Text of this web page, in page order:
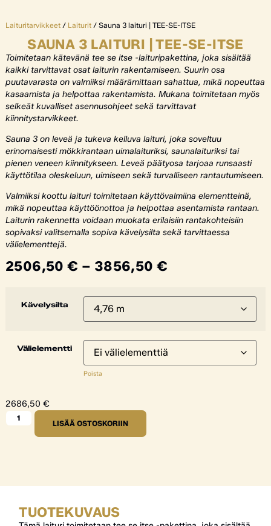
Laituritarvikkeet/ Laiturit/ Sauna 3 laituri | TEE-SE-ITSE
SAUNA 3 LAITURI | TEE-SE-ITSE
Toimitetaan kätevänä tee se itse -laituripakettina, joka sisältää
kaikki tarvittavat osat laiturin rakentamiseen. Suurin osa
puutavarasta on valmiiksi määrämittaan sahattua, mikä nopeuttaa
kasaamista ja helpottaa rakentamista. Mukana toimitetaan myös
selkeät kuvalliset asennusohjeet sekä tarvittavat
kiinnitystarvikkeet.
Sauna 3 on leveä ja tukeva kelluva laituri, joka soveltuu
erinomaisesti mökkirantaan uimalaituriksi, saunalaituriksi tai
pienen veneen kiinnitykseen. Leveä päätyosa tarjoaa runsaasti
käyttötilaa oleskeluun, uimiseen sekä turvalliseen rantautumiseen.
Valmiiksi koottu laituri toimitetaan käyttövalmiina elementteinä,
mikä nopeuttaa käyttöönottoa ja helpottaa asentamista rantaan.
Laiturin rakennetta voidaan muokata erilaisiin rantakohteisiin
sopivaksi valitsemalla sopiva kävelysilta sekä tarvittaessa
välielementtejä.
2506,50€ – 3856,50 €
Kävelysilta
Välielementti
Poista
2686,50 €
LISÄÄ OSTOSKORIIN
TUOTEKUVAUS